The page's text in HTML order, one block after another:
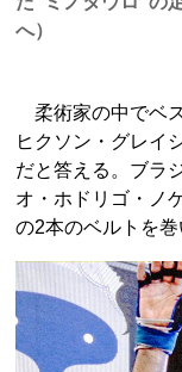
へ）
柔術家の中でベ
ヒクソン・グレイ
だと答える。ブラ
オ・ホドリゴ・ノ
の2本のベルトを巻